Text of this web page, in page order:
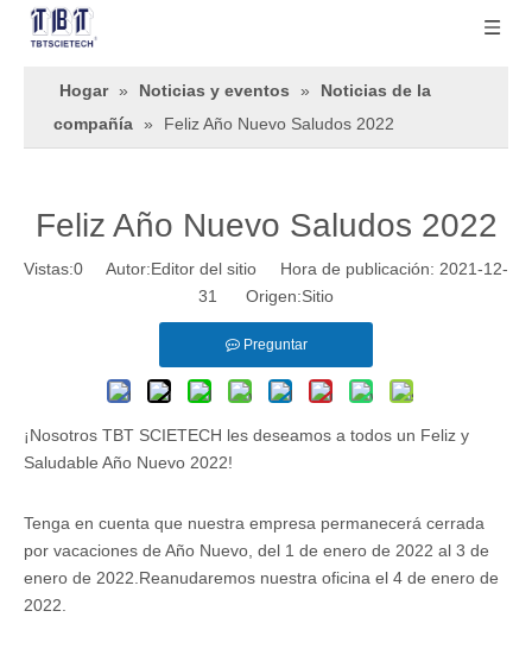
Hogar » Noticias y eventos »
Noticias de la
compañía » Feliz Año Nuevo Saludos 2022
Feliz Año Nuevo Saludos 2022
Vistas:0 Autor:Editor del sitio Hora de publicación: 2021-12-
31 Origen:Sitio
Preguntar
¡Nosotros TBT SCIETECH les deseamos a todos un Feliz y
Saludable Año Nuevo 2022!
Tenga en cuenta que nuestra empresa permanecerá cerrada
por vacaciones de Año Nuevo, del 1 de enero de 2022 al 3 de
enero de 2022.Reanudaremos nuestra oficina el 4 de enero de
2022.